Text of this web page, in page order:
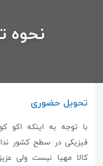
نحوه
تحویل حضوری
با توجه به اینکه اکو
فیزیکی در سطح کشور
کالا مهیا نیست ولی